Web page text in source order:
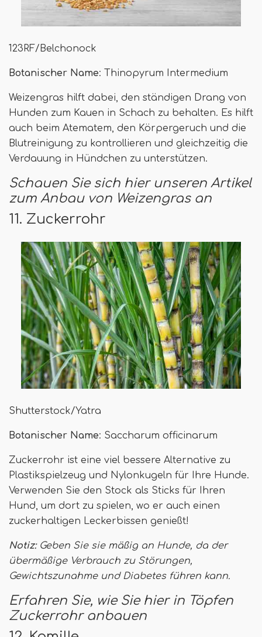
123RF/Belchonock
Botanischer Name: Thinopyrum Intermedium
Weizengras hilft dabei, den ständigen Drang von
Hunden zum Kauen in Schach zu behalten. Es hilft
auch beim Atematem, den Körpergeruch und die
Blutreinigung zu kontrollieren und gleichzeitig die
Verdauung in Hündchen zu unterstützen.
Schauen Sie sich hier unseren Artikel
zum Anbau von Weizengras an
11. Zuckerrohr
Shutterstock/Yatra
Botanischer Name: Saccharum officinarum
Zuckerrohr ist eine viel bessere Alternative zu
Plastikspielzeug und Nylonkugeln für Ihre Hunde.
Verwenden Sie den Stock als Sticks für Ihren
Hund, um dort zu spielen, wo er auch einen
zuckerhaltigen Leckerbissen genießt!
Notiz:Geben Sie sie mäßig an Hunde, da der
übermäßige Verbrauch zu Störungen,
Gewichtszunahme und Diabetes führen kann.
Erfahren Sie, wie Sie hier in Töpfen
Zuckerrohr anbauen